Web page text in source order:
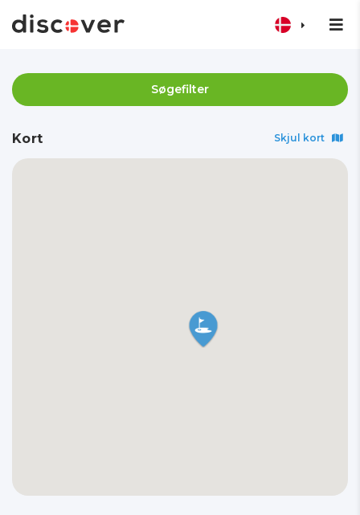
Søgefilter
Kort Skjul kort